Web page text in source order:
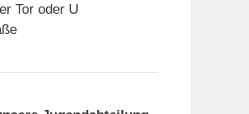
Tor oder U